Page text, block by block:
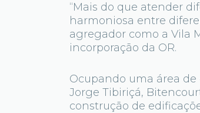
“Mais do que atender
harmoniosa entre
agregador como a Vila
incorporação da OR.
Ocupando uma área
Jorge Tibiriçá,
construção de